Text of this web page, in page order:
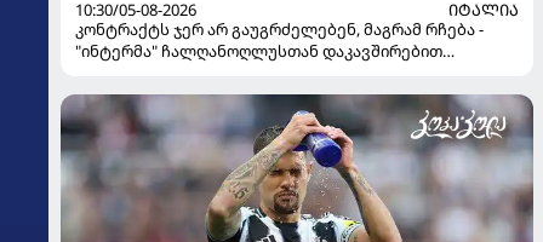
10:30/05-08-2026
ᲘᲢᲐᲚᲘᲐ
კონტრაქტს ჯერ არ გაუგრძელებენ, მაგრამ რჩება -
"ინტერმა" ჩალღანოღლუსთან დაკავშირებით